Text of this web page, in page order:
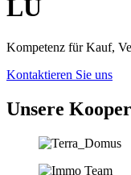
LU
Kompetenz für Kauf,
Kontaktieren Sie uns
Unsere